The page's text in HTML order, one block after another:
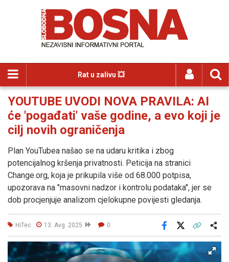
Rat u zalivu 💥
YOUTUBE UVODI NOVA PRAVILA: AI
će 'pogađati' vaše godine, a evo koji je
cilj novih ograničenja
Plan YouTubea našao se na udaru kritika i zbog
potencijalnog kršenja privatnosti. Peticija na stranici
Change.org, koja je prikupila više od 68.000 potpisa,
upozorava na "masovni nadzor i kontrolu podataka", jer se
dob procjenjuje analizom cjelokupne povijesti gledanja.
HiTec 13. Avg. 2025 0
Facebook